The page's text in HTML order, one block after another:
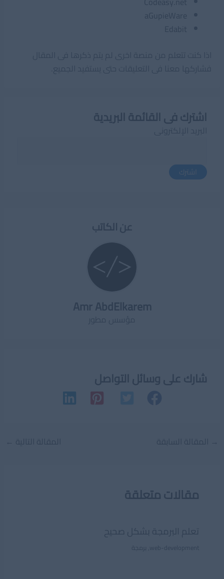
aGupieWare
Edabit
اشترك فى القائمة البريدية
اشترك
عن الكاتب
Amr AbdElkarem
شارك على وسائل التواصل
Post
→ المقالة السابقة المقالة التالية ←
مقالات متعلقة
تعلم البرمجة بشكل صحيح
web-development برمجة